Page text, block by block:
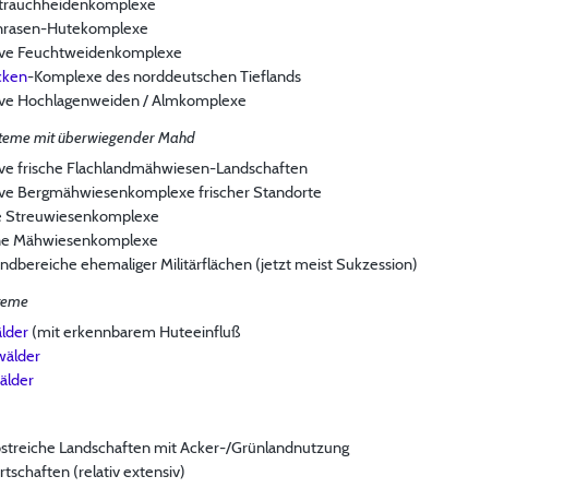
Hutekomplexe
Feuchtweidenkomplexe
-Komplexe des norddeutschen Tieflands
Hochlagenweiden / Almkomplexe
mit überwiegender Mahd
frische Flachlandmähwiesen-Landschaften
Bergmähwiesenkomplexe frischer Standorte
Streuwiesenkomplexe
Mähwiesenkomplexe
ehemaliger Militärflächen (jetzt meist Sukzession)
(mit erkennbarem Huteeinfluß
Landschaften mit Acker-/Grünlandnutzung
(relativ extensiv)